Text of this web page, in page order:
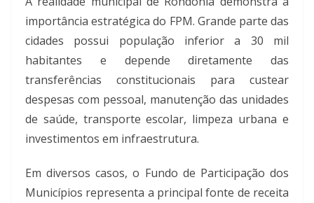
importância estratégica do FPM. Grande parte das
cidades possui população inferior a 30 mil
habitantes e depende diretamente das
transferências constitucionais para custear
despesas com pessoal, manutenção das unidades
de saúde, transporte escolar, limpeza urbana e
investimentos em infraestrutura.
Em diversos casos, o Fundo de Participação dos
Municípios representa a principal fonte de receita